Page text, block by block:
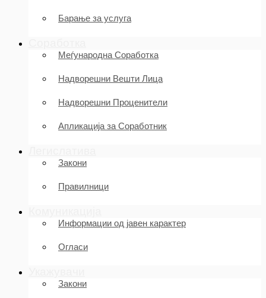
Барање за услуга
Меѓународна Соработка
Надворешни Вешти Лица
Надворешни Проценители
Апликација за Соработник
Закони
Правилници
Информации од јавен карактер
Огласи
Закони